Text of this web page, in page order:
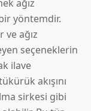
ağız
yöntemdir.
ve ağız
seçeneklerin
ilave
akışını
sirkesi gibi